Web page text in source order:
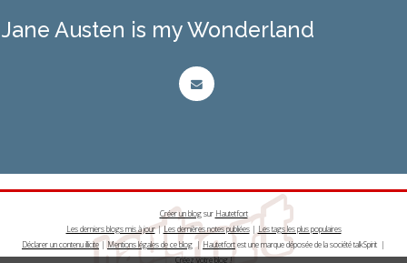
Jane Austen is my Wonderland
Créer un blogsur Hautetfort
Les derniers blogs mis à jour|Les dernières notes publiées| Les tags les plus populaires
Déclarer un contenu illicite| Mentions légales de ce blog |Hautetfortest une marque déposée de la société talkSpirit |
Créez votreblog!